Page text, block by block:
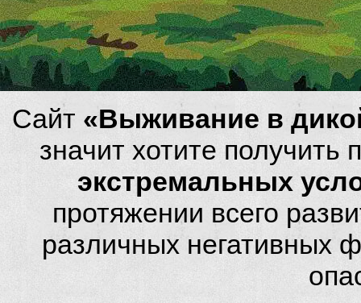
Сайт «Выживание в
значит хотите
экстремальных
протяжении всего
различных негативных